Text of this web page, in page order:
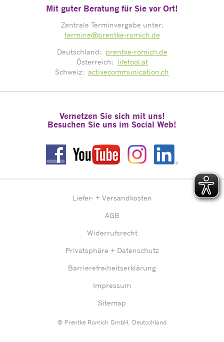
Mit guter Beratung für Sie vor Ort!
Zentrale Terminvergabe unter:
termine@prentke-romich.de
Deutschland: prentke-romich.de
Österreich: lifetool.at
Schweiz: activecommunication.ch
Vernetzen Sie sich mit uns!
Besuchen Sie uns im Social Web!
Liefer- + Versandkosten
AGB
Widerrufsrecht
Privatsphäre + Datenschutz
Barrierefreiheitserklärung
Impressum
Sitemap
© Prentke Romich GmbH, Deutschland